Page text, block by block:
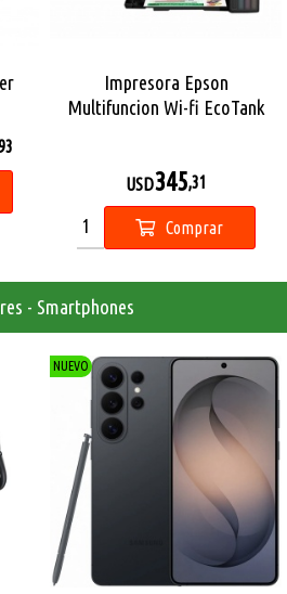
Impresora Epson
Multifuncion Wi-fi EcoTank
USD345,31
Comprar
- Smartphones
NUEVO